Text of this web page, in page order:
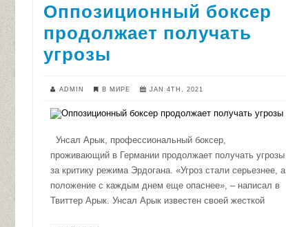
Оппозиционный боксер
продолжает получать
угрозы
ADMIN В МИРЕ JAN 4TH, 2021
Унсал Арык, профессиональный боксер,
проживающий в Германии продолжает получать угрозы
за критику режима Эрдогана. «Угроз стали серьезнее, а
положение с каждым днем еще опаснее», – написал в
Твиттер Арык. Унсал Арык известен своей жесткой